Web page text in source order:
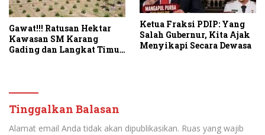
Gawat!!! Ratusan Hektar
Kawasan SM Karang
Gading dan Langkat Timur
Ketua Fraksi PDIP: Yang
Salah Gubernur, Kita Ajak
Menyikapi Secara Dewasa
Tinggalkan Balasan
Alamat email Anda tidak akan dipublikasikan. Ruas yang wajib